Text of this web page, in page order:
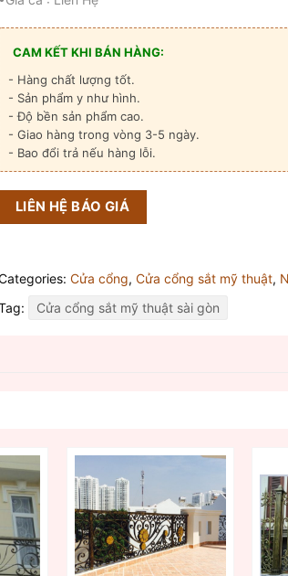
CAM KẾT KHI BÁN HÀNG:
- Hàng chất lượng tốt.
- Sản phẩm y như hình.
- Độ bền sản phẩm cao.
- Giao hàng trong vòng 3-5 ngày.
- Bao đổi trả nếu hàng lỗi.
LIÊN HỆ BÁO GIÁ
Cửa cổng, Cửa cổng sắt mỹ thuật,
Cửa cổng sắt mỹ thuật sài gòn